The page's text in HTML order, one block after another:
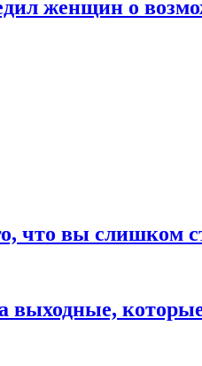
женщин о
что вы слишком
выходные,